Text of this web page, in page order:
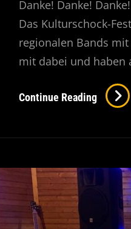
Danke! Danke!
Das Kulturschock-
regionalen Bands
mit dabei und haben
Continue Reading
Festival